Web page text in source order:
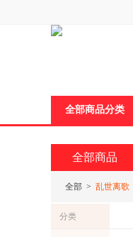
全部商品分类
全部商品
全部 > 乱世离歌
分类
页